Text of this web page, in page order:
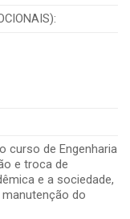
curso de Engenharia
e troca de
e a sociedade,
do